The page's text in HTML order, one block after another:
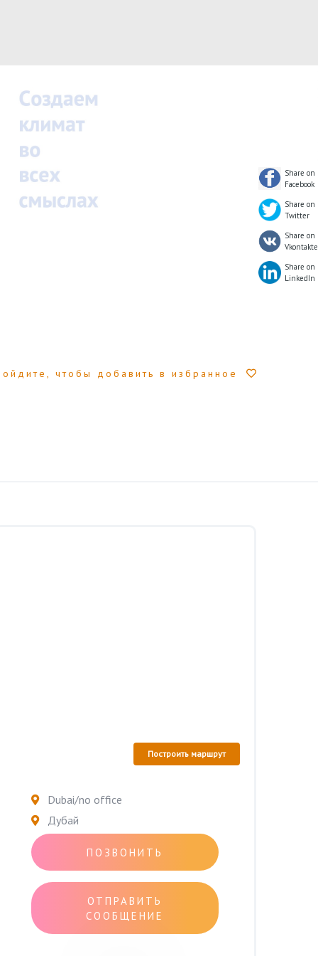
чтобы добавить в избранное
Построить маршрут
Dubai/no office
Дубай
ПОЗВОНИТЬ
ОТПРАВИТЬ
СООБЩЕНИЕ
Share on
Facebook
Share on
Twitter
Share on
Vkontakte
Share on
LinkedIn